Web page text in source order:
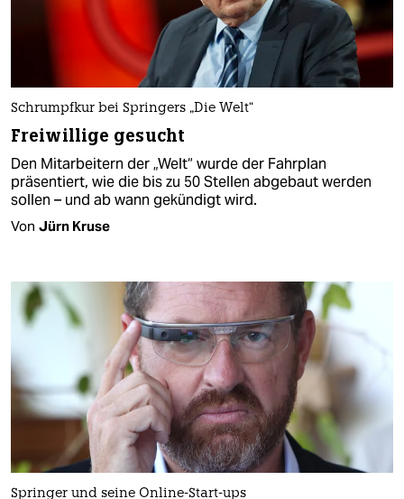
Schrumpfkur bei Springers „Die Welt“
Freiwillige gesucht
Den Mitarbeitern der „Welt“ wurde der Fahrplan
präsentiert, wie die bis zu 50 Stellen abgebaut werden
sollen – und ab wann gekündigt wird.
Von Jürn Kruse
Springer und seine Online-Start-ups